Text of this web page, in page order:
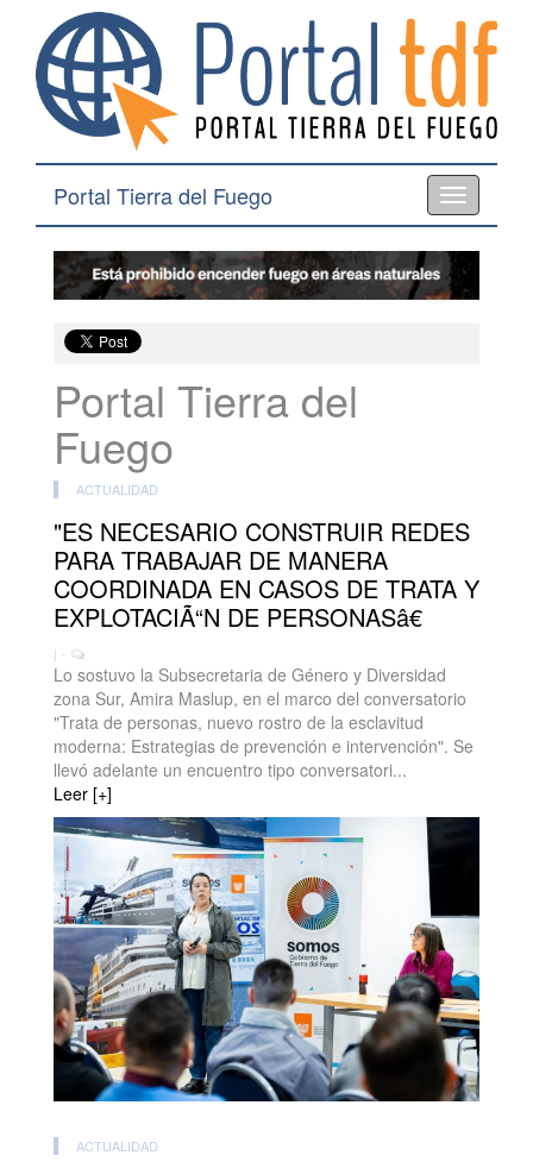
Toggle
navigation
Portal Tierra del Fuego
Portal Tierra del
Fuego
ACTUALIDAD
"ES NECESARIO CONSTRUIR REDES
PARA TRABAJAR DE MANERA
COORDINADA EN CASOS DE TRATA Y
EXPLOTACIÃ“N DE PERSONASâ€
| -
Lo sostuvo la Subsecretaria de Género y Diversidad
zona Sur, Amira Maslup, en el marco del conversatorio
"Trata de personas, nuevo rostro de la esclavitud
moderna: Estrategias de prevención e intervención". Se
llevó adelante un encuentro tipo conversatori...
Leer [+]
ACTUALIDAD